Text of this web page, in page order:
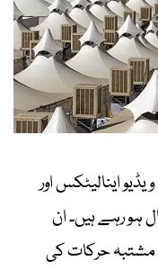
اینالیٹکس اور
ہو رہے ہیں۔ ان
مشتبہ حرکات کی